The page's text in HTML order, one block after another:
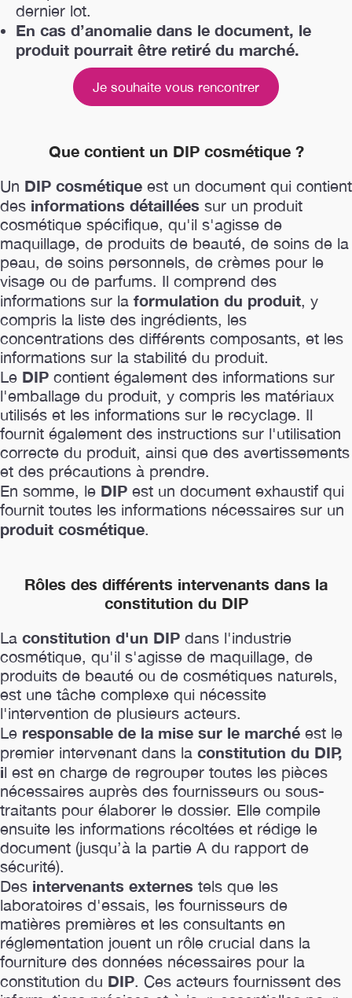
dernier lot.
En cas d’anomalie dans le document, le
produit pourrait être retiré du marché.
Je souhaite vous rencontrer
Que contient un DIP cosmétique ?
Un DIP cosmétique est un document qui contient
des informations détaillées sur un produit
cosmétique spécifique, qu'il s'agisse de
maquillage, de produits de beauté, de soins de la
peau, de soins personnels, de crèmes pour le
visage ou de parfums. Il comprend des
informations sur la formulation du produit, y
compris la liste des ingrédients, les
concentrations des différents composants, et les
informations sur la stabilité du produit.
Le DIP contient également des informations sur
l'emballage du produit, y compris les matériaux
utilisés et les informations sur le recyclage. Il
fournit également des instructions sur l'utilisation
correcte du produit, ainsi que des avertissements
et des précautions à prendre.
En somme, le DIP est un document exhaustif qui
fournit toutes les informations nécessaires sur un
produit cosmétique.
Rôles des différents intervenants dans la
constitution du DIP
La constitution d'un DIP dans l'industrie
cosmétique, qu'il s'agisse de maquillage, de
produits de beauté ou de cosmétiques naturels,
est une tâche complexe qui nécessite
l'intervention de plusieurs acteurs.
Le responsable de la mise sur le marché est le
premier intervenant dans la constitution du DIP,
il est en charge de regrouper toutes les pièces
nécessaires auprès des fournisseurs ou sous-
traitants pour élaborer le dossier. Elle compile
ensuite les informations récoltées et rédige le
document (jusqu’à la partie A du rapport de
sécurité).
Des intervenants externes tels que les
laboratoires d'essais, les fournisseurs de
matières premières et les consultants en
réglementation jouent un rôle crucial dans la
fourniture des données nécessaires pour la
constitution du DIP. Ces acteurs fournissent des